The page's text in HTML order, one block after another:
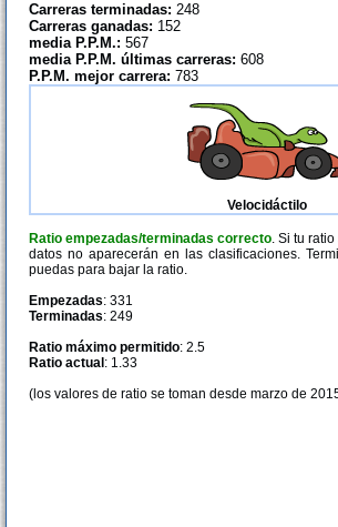
Carreras terminadas: 248
Carreras ganadas: 152
media P.P.M.: 567
media P.P.M. últimas carreras: 608
P.P.M. mejor carrera: 783
Velocidáctilo
Ratio empezadas/terminadas correcto. Si tu
datos no aparecerán en las clasificaciones.
puedas para bajar la ratio.
Empezadas: 331
Terminadas: 249
Ratio máximo permitido: 2.5
Ratio actual : 1.33
(los valores de ratio se toman desde marzo de